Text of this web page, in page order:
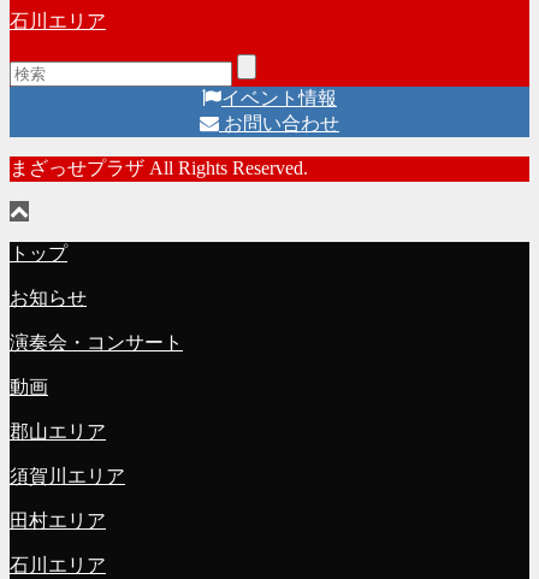
石川エリア
イベント情報
お問い合わせ
まざっせプラザ All Rights Reserved.
トップ
お知らせ
演奏会・コンサート
動画
郡山エリア
須賀川エリア
田村エリア
石川エリア